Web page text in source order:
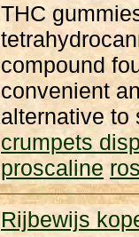
THC
compound
convenient
alternative
crumpets
proscaline
Rijbewijs